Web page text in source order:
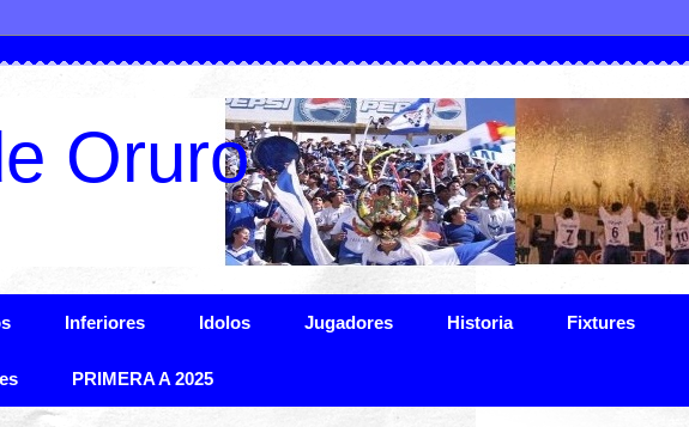
Oruro
Inferiores Idolos Jugadores Historia Fixtures
PRIMERA A 2025